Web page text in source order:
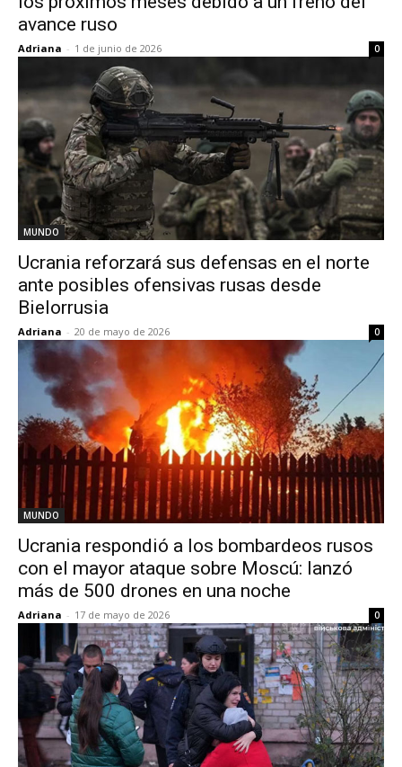
avance ruso
Adriana - 1 de junio de 2026 0
MUNDO
Ucrania reforzará sus defensas en el norte
ante posibles ofensivas rusas desde
Bielorrusia
Adriana - 20 de mayo de 2026 0
MUNDO
Ucrania respondió a los bombardeos rusos
con el mayor ataque sobre Moscú: lanzó
más de 500 drones en una noche
Adriana - 17 de mayo de 2026 0